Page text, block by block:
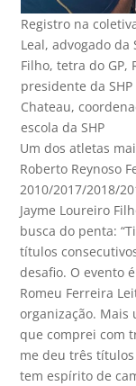
Registro na
Leal, advogado da
Filho, tetra do GP,
presidente da
Chateau,
escola da SHP
Um dos atletas
Roberto Reynoso
2010/2017/2018/
Jayme Loureiro
busca do penta:
títulos
desafio. O evento
Romeu Ferreira
organização. Mais
que comprei com
me deu três
tem espírito de